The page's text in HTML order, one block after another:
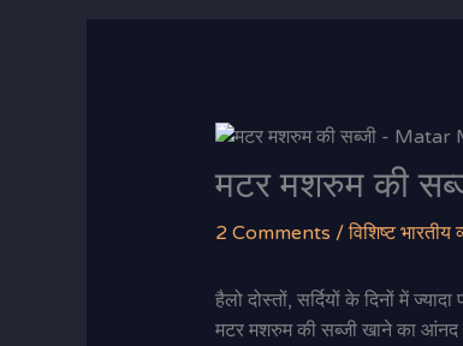
मटर मशरुम की
2 Comments /विशिष्ट भारतीय
हैलो दोस्तों, सर्दियों के दिनों में
मटर मशरुम की सब्जी खाने का